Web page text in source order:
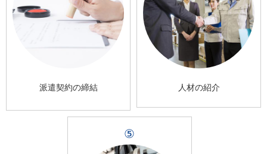
派遣契約の締結 人材の紹介
⑤